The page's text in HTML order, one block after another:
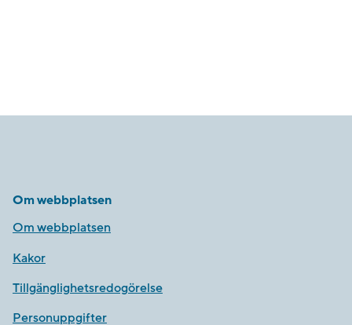
Om webbplatsen
Om webbplatsen
Kakor
Tillgänglighetsredogörelse
Personuppgifter